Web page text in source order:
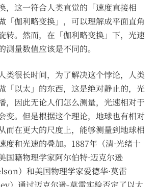
，这一符合人类直觉的「速度直接相
「伽利略变换」，可以理解成平面直角
转。然而，在「伽利略变换」下，光速
测量数值应该是不同的。
类很长时间，为了解决这个悖论，人类
「以太」的东西，这是绝对静止的，光
，因此无论人们怎么测量，光速相对于
变。但是根据这个理论，地球也有相对
而在更大的尺度上，能够测量到地球相
度和光速的叠加。1887年（清·光绪十
国籍物理学家阿尔伯特·迈克尔逊
）和美国物理学家爱德华·莫雷
）通过迈克尔逊-莫雷实验否定了以太